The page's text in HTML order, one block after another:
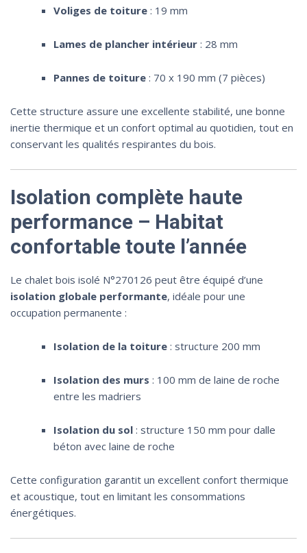
Voliges de toiture: 19 mm
Lames de plancher intérieur: 28 mm
Pannes de toiture: 70 x 190 mm (7 pièces)
Cette structure assure une excellente stabilité, une bonne
inertie thermique et un confort optimal au quotidien, tout en
conservant les qualités respirantes du bois.
Isolation complète haute
performance – Habitat
confortable toute l’année
Le chalet bois isolé N°270126 peut être équipé d’une
isolation globale performante, idéale pour une
occupation permanente :
Isolation de la toiture: structure 200 mm
Isolation des murs : 100 mm de laine de roche
entre les madriers
Isolation du sol: structure 150 mm pour dalle
béton avec laine de roche
Cette configuration garantit un excellent confort thermique
et acoustique, tout en limitant les consommations
énergétiques.